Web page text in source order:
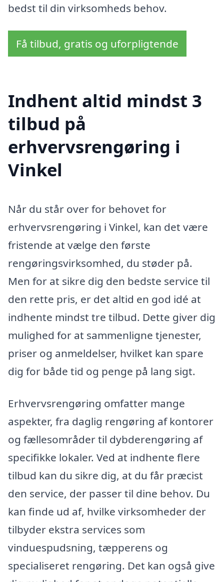
bedst til din virksomheds behov.
Få tilbud, gratis og uforpligtende
Indhent altid mindst 3
tilbud på
erhvervsrengøring i
Vinkel
Når du står over for behovet for
erhvervsrengøring i Vinkel, kan det være
fristende at vælge den første
rengøringsvirksomhed, du støder på.
Men for at sikre dig den bedste service til
den rette pris, er det altid en god idé at
indhente mindst tre tilbud. Dette giver dig
mulighed for at sammenligne tjenester,
priser og anmeldelser, hvilket kan spare
dig for både tid og penge på lang sigt.
Erhvervsrengøring omfatter mange
aspekter, fra daglig rengøring af kontorer
og fællesområder til dybderengøring af
specifikke lokaler. Ved at indhente flere
tilbud kan du sik re dig, at du får præcist
den service, der passer til dine behov. Du
kan finde ud af, hvilke virksomheder der
tilbyder ekstra services som
vinduespudsning, tæpperens og
specialiseret rengøring. Det kan også give